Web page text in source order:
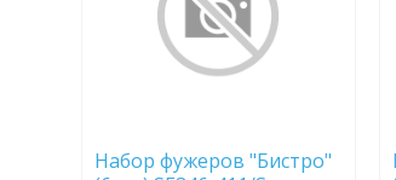
Набор фужеров "Бистро"